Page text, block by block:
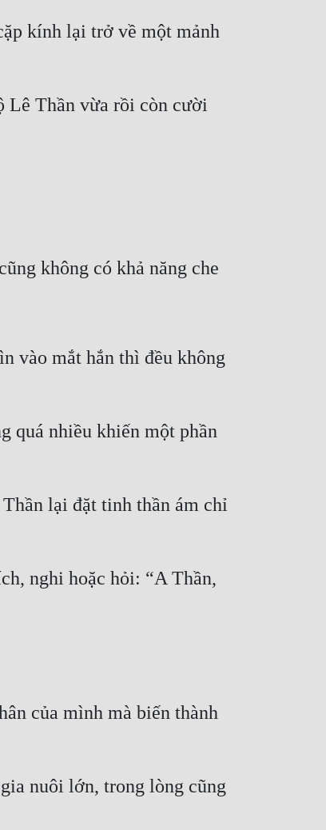
kính lại trở về một mảnh
Lê Thần vừa rồi còn cười
không có khả năng che
vào mắt hắn thì đều không
quá nhiều khiến một phần
lại đặt tinh thần ám chỉ
nghi hoặc hỏi: “A Thần,
của mình mà biến thành
nuôi lớn, trong lòng cũng